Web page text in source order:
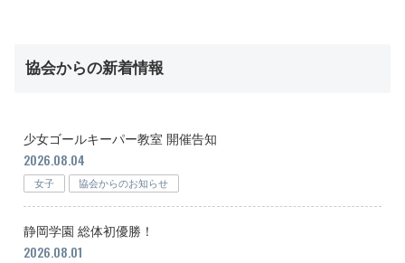
協会からの新着情報
少女ゴールキーパー教室 開催告知
2026.08.04
女子 協会からのお知らせ
静岡学園 総体初優勝！
2026.08.01